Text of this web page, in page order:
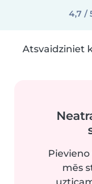
4,7 /
Atsvaidziniet
mēs